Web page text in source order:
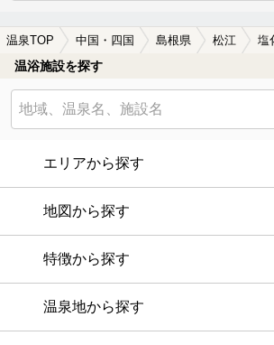
温泉TOP 中国・四国 島根県 松江
温浴施設を探す
エリアから探す
地図から探す
特徴から探す
温泉地から探す